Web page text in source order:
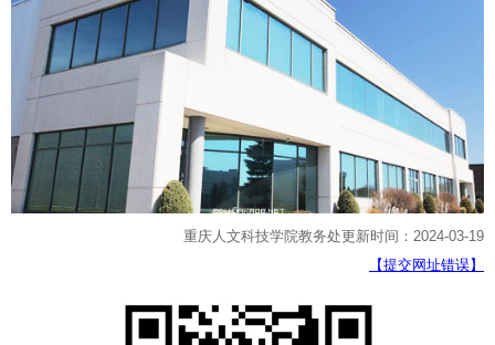
重庆人文科技学院教务处更新时间：2024-03-19
【提交网址错误】